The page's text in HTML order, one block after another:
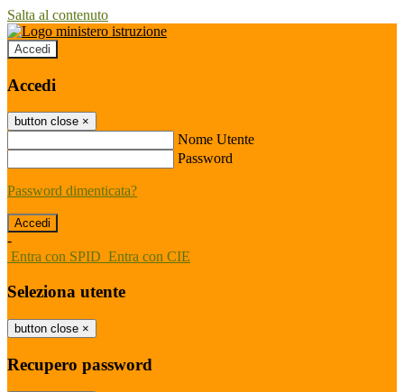
Salta al contenuto
Accedi
Accedi
button close ×
Nome Utente
Password
Password dimenticata?
-
Entra con SPID Entra con CIE
Seleziona utente
button close ×
Recupero password